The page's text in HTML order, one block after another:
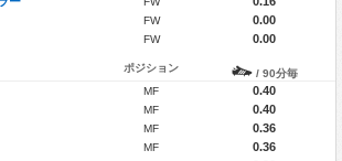
FW
0.00
FW 0.00
ポジション / 90分毎
MF
0.40
MF
0.40
MF
0.36
MF
0.36